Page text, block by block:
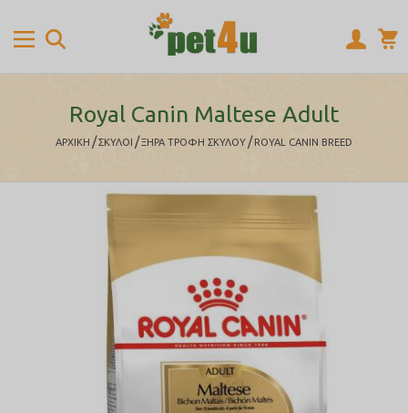
Royal Canin Maltese Adult
ΑΡΧΙΚΉ /ΣΚΥΛΟΙ /ΞΗΡΑ ΤΡΟΦΗ ΣΚΥΛΟΥ / ROYAL CANIN BREED